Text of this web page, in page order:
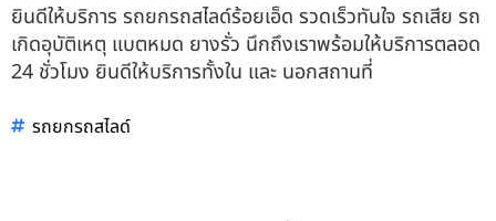
ยินดีให้บริการ รถยกรถสไลด์ร้อยเอ็ด รวดเร็วทันใจ รถเสีย รถ
เกิดอุบัติเหตุ แบตหมด ยางรั่ว นึกถึงเราพร้อมให้บริการตลอด
24 ชั่วโมง ยินดีให้บริการทั้งใน และ นอกสถานที่
รถยกรถสไลด์